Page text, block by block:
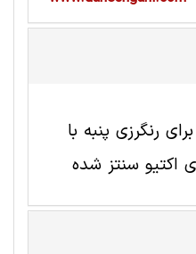
رنگرزی پنبه با
اکتیو سنتز شده